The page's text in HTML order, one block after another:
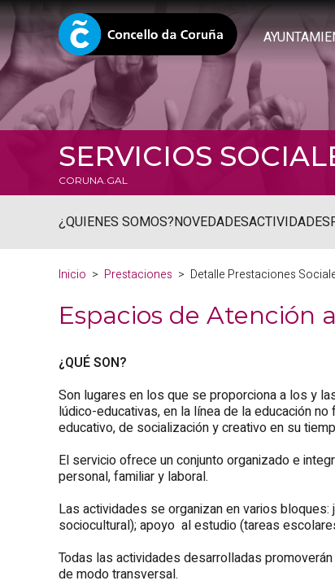
SERVICIOS
CORUNA.GAL
¿QUIENES SOMOS?NOVEDADESACTIVIDADES
Inicio Prestaciones Detalle Prestaciones
Espacios de Atención
¿QUÉ SON?
Son lugares en los que se proporciona a los y
lúdico-educativas, en la línea de la educación
educativo, de socialización y creativo en su
El servicio ofrece un conjunto organizado e
personal, familiar y laboral.
Las actividades se organizan en varios
sociocultural); apoyo al estudio (tareas
Todas las actividades desarrolladas
de modo transversal.